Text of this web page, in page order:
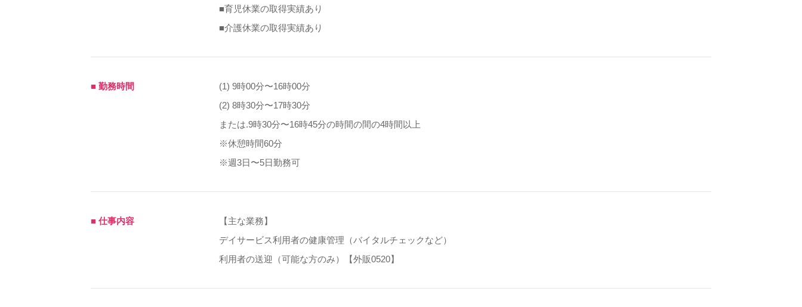
■育児休業の取得実績あり
■介護休業の取得実績あり
■ 勤務時間
(1) 9時00分〜16時00分
(2) 8時30分〜17時30分
または.9時30分〜16時45分の時間の間の4時間以上
※休憩時間60分
※週3日〜5日勤務可
■ 仕事内容
【主な業務】
デイサービス利用者の健康管理（バイタルチェックなど）
利用者の送迎（可能な方のみ）【外販0520】